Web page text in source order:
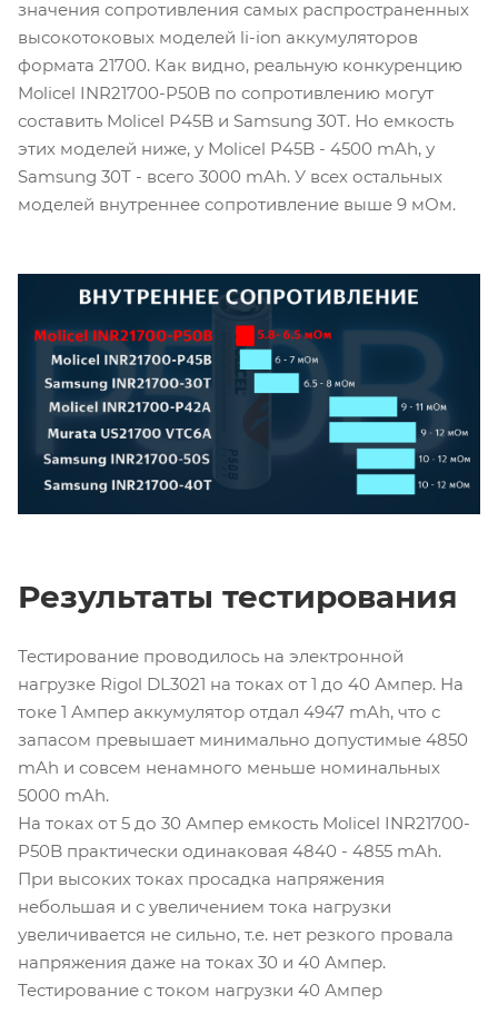
значения сопротивления самых распространенных
высокотоковых моделей li-ion аккумуляторов
формата 21700. Как видно, реальную конкуренцию
Molicel INR21700-P50B по сопротивлению могут
составить Molicel P45B и Samsung 30T. Но емкость
этих моделей ниже, у Molicel P45B - 4500 mAh, у
Samsung 30T - всего 3000 mAh. У всех остальных
моделей внутреннее сопротивление выше 9 мОм.
Результаты тестирования
Тестирование проводилось на электронной
нагрузке Rigol DL3021 на токах от 1 до 40 Ампер. На
токе 1 Ампер аккумулятор отдал 4947 mAh, что с
запасом превышает минимально допустимые 4850
mAh и совсем ненамного меньше номинальных
5000 mAh.
На токах от 5 до 30 Ампер емкость Molicel INR21700-
P50B практически одинаковая 4840 - 4855 mAh.
При высоких токах просадка напряжения
небольшая и с увеличением тока нагрузки
увеличивается не сильно, т.е. нет резкого провала
напряжения даже на токах 30 и 40 Ампер.
Тестирование с током нагрузки 40 Ампер